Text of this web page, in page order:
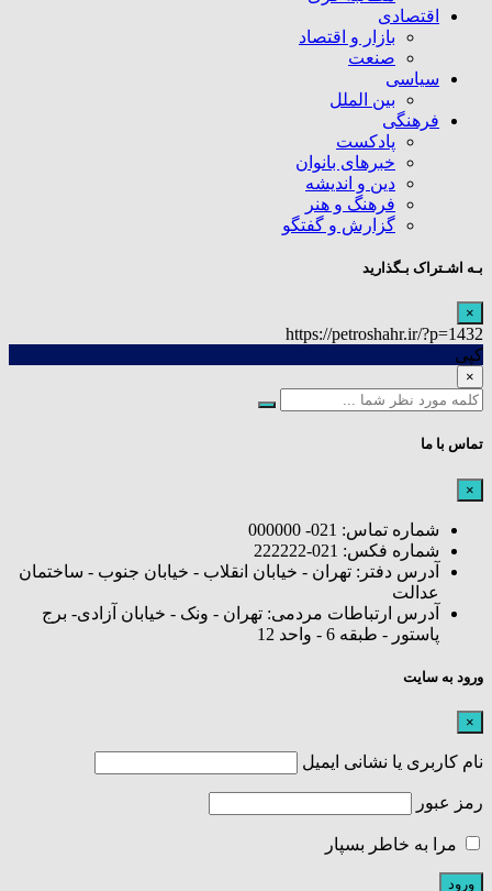
اقتصادی
بازار و اقتصاد
صنعت
سیاسی
بین الملل
فرهنگی
پادکست
خبرهای بانوان
دین و اندیشه
فرهنگ و هنر
گزارش و گفتگو
بـه اشـتراک بـگذارید
×
https://petroshahr.ir/?p=1432
کپی
×
تماس با ما
×
شماره تماس: 021- 000000
شماره فکس: 021-222222
آدرس دفتر: تهران - خیابان انقلاب - خیابان جنوب - ساختمان
عدالت
آدرس ارتباطات مردمی: تهران - ونک - خیابان آزادی- برج
پاستور - طبقه 6 - واحد 12
ورود به سایت
×
نام کاربری یا نشانی ایمیل
رمز عبور
مرا به خاطر بسپار